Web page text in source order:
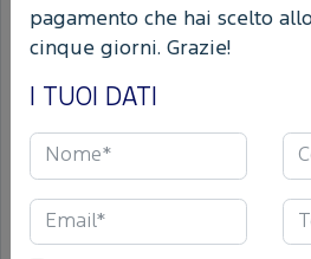
pagamento che hai scelto
cinque giorni. Grazie!
I TUOI DATI